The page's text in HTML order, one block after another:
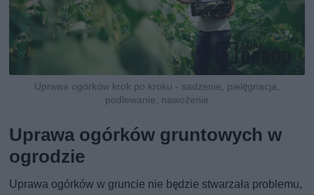
Uprawa ogórków krok po kroku - sadzenie, pielęgnacja,
podlewanie, nawożenie
Uprawa ogórków gruntowych w
ogrodzie
Uprawa ogórków w gruncie nie będzie stwarzała problemu,